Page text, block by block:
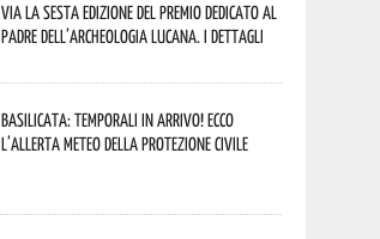
via la sesta edizione del Premio dedicato al
padre dell’archeologia lucana. I dettagli
Basilicata: temporali in arrivo! Ecco
l’allerta meteo della Protezione civile